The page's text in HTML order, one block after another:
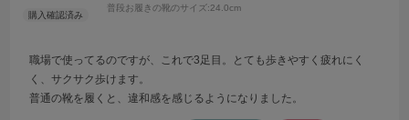
普段お履きの靴のサイズ:24.0cm
職場で使ってるのですが、これで3足目。とても歩きやすく疲れにく
く、サクサク歩けます。
普通の靴を履くと、違和感を感じるようになりました。